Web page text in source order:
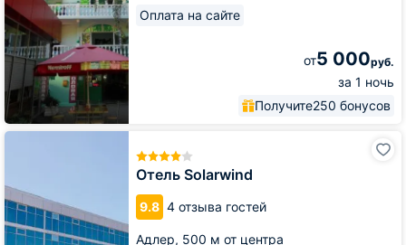
Оплата на сайте
от5 000руб.
за 1 ночь
Получите250 бонусов
Отель Solarwind
9.8 4 отзыва гостей
Адлер, 500 м от центра
Отель